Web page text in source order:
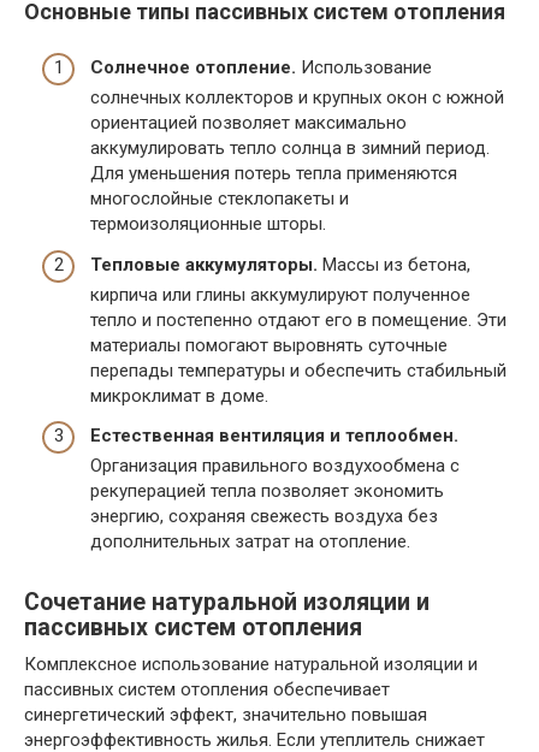
Основные типы пассивных систем отопления
Солнечное отопление. Использование
солнечных коллекторов и крупных окон с южной
ориентацией позволяет максимально
аккумулировать тепло солнца в зимний период.
Для уменьшения потерь тепла применяются
многослойные стеклопакеты и
термоизоляционные шторы.
Тепловые аккумуляторы. Массы из бетона,
кирпича или глины аккумулируют полученное
тепло и постепенно отдают его в помещение. Эти
материалы помогают выровнять суточные
перепады температуры и обеспечить стабильный
микроклимат в доме.
Естественная вентиляция и теплообмен.
Организация правильного воздухообмена с
рекуперацией тепла позволяет экономить
энергию, сохраняя свежесть воздуха без
дополнительных затрат на отопление.
Сочетание натуральной изоляции и
пассивных систем отопления
Комплексное использование натуральной изоляции и
пассивных систем отопления обеспечивает
синергетический эффект, значительно повышая
энергоэффективность жилья. Если утеплитель снижает